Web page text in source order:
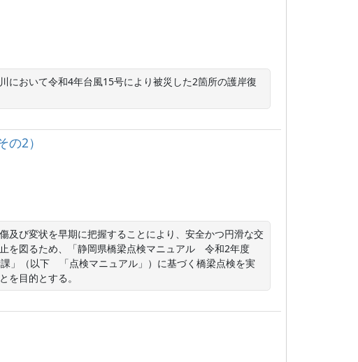
において令和4年台風15号により被災した2箇所の護岸復
2）
及び変状を早期に把握することにより、安全かつ円滑な交
を図るため、「静岡県橋梁点検マニュアル　令和2年度
」（以下　「点検マニュアル」）に基づく橋梁点検を実
を目的とする。